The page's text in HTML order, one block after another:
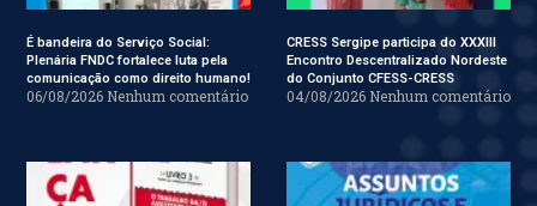
É bandeira do Serviço Social:
Plenária FNDC fortalece luta pela
comunicação como direito humano!
06/08/2026 Nenhum comentário
CRESS Sergipe participa do XXXIII
Encontro Descentralizado Nordeste
do Conjunto CFESS-CRESS
04/08/2026 Nenhum comentário